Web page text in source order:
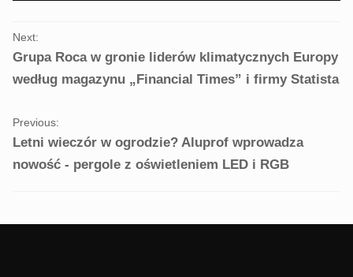
d
w
n
o
w
PORTFOLIO
NAVIGATION
Previous:
Letni wieczór w ogrodzie? Aluprof wprowadza
nowość - pergole z oświetleniem LED i RGB
Next:
Grupa Roca w gronie liderów klimatycznych Europy
według magazynu „Financial Times” i firmy Statista